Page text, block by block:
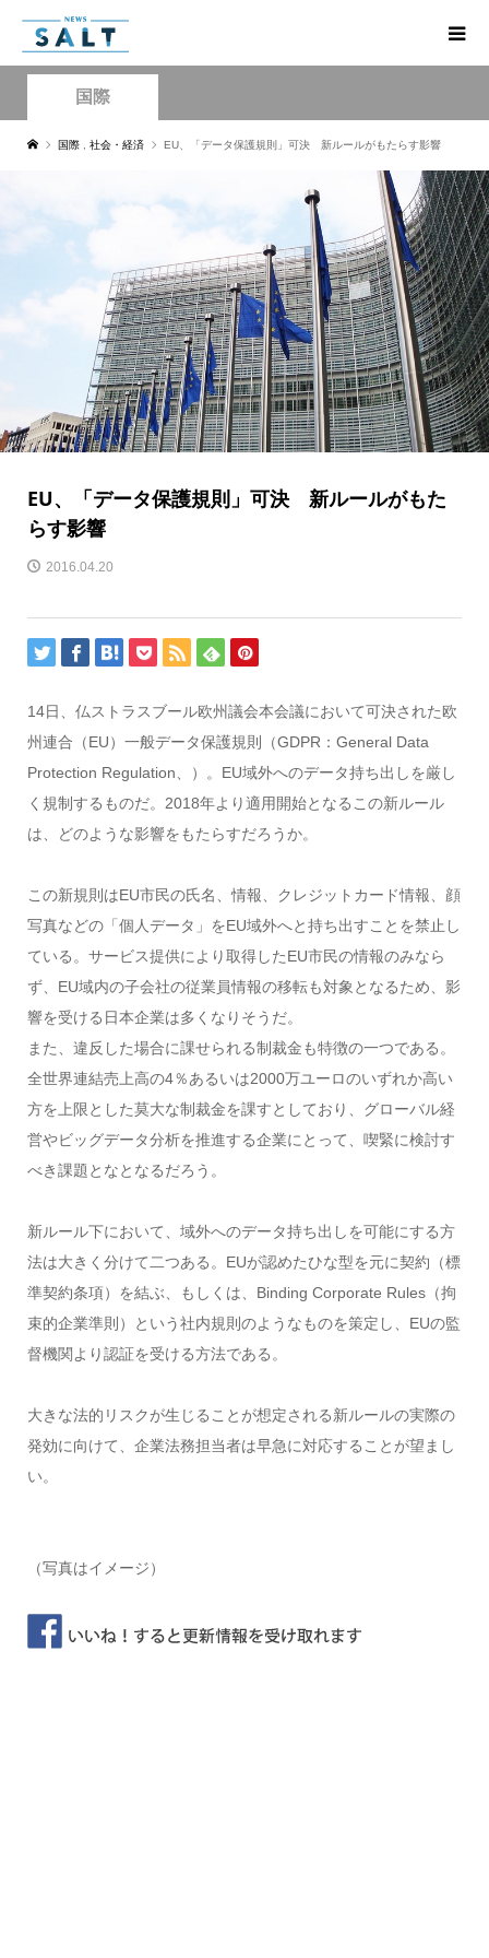
国際
国際 社会・経済 EU、「データ保護規則」可決 新ルールがもたらす影響
EU、「データ保護規則」可決 新ルールがもた
らす影響
2016.04.20
14日、仏ストラスブール欧州議会本会議において可決された欧
州連合（EU）一般データ保護規則（GDPR：General Data
Protection Regulation、）。EU域外へのデータ持ち出しを厳し
く規制するものだ。2018年より適用開始となるこの新ルール
は、どのような影響をもたらすだろうか。
この新規則はEU市民の氏名、情報、クレジットカード情報、顔
写真などの「個人データ」をEU域外へと持ち出すことを禁止し
ている。サービス提供により取得したEU市民の情報のみなら
ず、EU域内の子会社の従業員情報の移転も対象となるため、影
響を受ける日本企業は多くなりそうだ。
また、違反した場合に課せられる制裁金も特徴の一つである。
全世界連結売上高の4％あるいは2000万ユーロのいずれか高い
方を上限とした莫大な制裁金を課すとしており、グローバル経
営やビッグデータ分析を推進する企業にとって、喫緊に検討す
べき課題となとなるだろう。
新ルール下において、域外へのデータ持ち出しを可能にする方
法は大きく分けて二つある。EUが認めたひな型を元に契約（標
準契約条項）を結ぶ、もしくは、Binding Corporate Rules（拘
束的企業準則）という社内規則のようなものを策定し、EUの監
督機関より認証を受ける方法である。
大きな法的リスクが生じることが想定される新ルールの実際の
発効に向けて、企業法務担当者は早急に対応することが望まし
い。
（写真はイメージ）